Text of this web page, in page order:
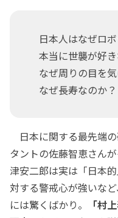
日本人はなぜロ
本当に世襲が好き
なぜ周りの目を
なぜ長寿なのか？
日本に関する最先端
タントの佐藤智恵さん
津安二郎は実は「日本
対する警戒心が強いな
には驚くばかり。
「村